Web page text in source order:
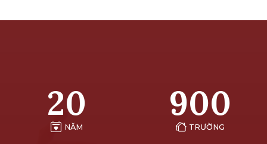
20
NĂM
900
TRƯỜNG